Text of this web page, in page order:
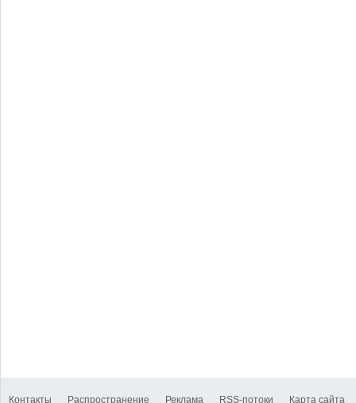
Контакты Распространение Реклама RSS-потоки Карта сайта